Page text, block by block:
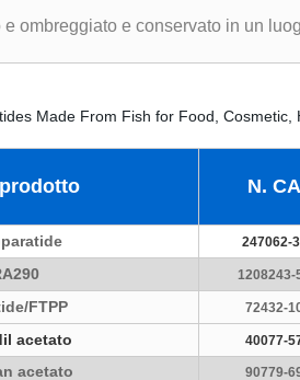
ombreggiato e conservato in un
N.
247062-
1208243-
FTPP 72432-
acetato 40077-
acetato 90779-